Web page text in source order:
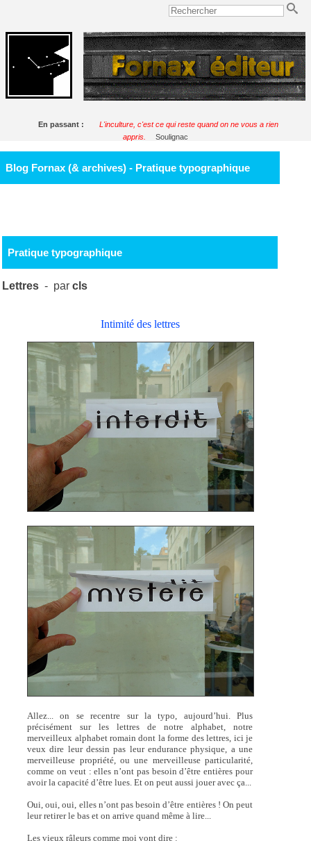
En passant :
L'inculture, c'est ce qui reste quand on ne vous a rien
appris.
Soulignac
Blog Fornax (& archives) - Pratique typographique
Pratique typographique
Lettres - parcls
Intimité des lettres
Allez... on se recentre sur la typo, aujourd’hui. Plus
précisément sur les lettres de notre alphabet, notre
merveilleux alphabet romain dont la forme des lettres, ici je
veux dire leur dessin pas leur endurance physique, a une
merveilleuse propriété, ou une merveilleuse particularité,
comme on veut : elles n’ont pas besoin d’être entières pour
avoir la capacité d’être lues. Et on peut aussi jouer avec ça...
Oui, oui, oui, elles n’ont pas besoin d’être entières ! On peut
leur retirer le bas et on arrive quand même à lire...
Les vieux râleurs comme moi vont dire :